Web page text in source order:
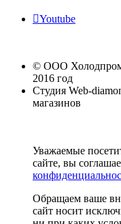
Youtube
© ООО
2016 год
Студия Web-
магазинов
Уважаемые
сайте, вы
Обращаем ваше
сайт носит